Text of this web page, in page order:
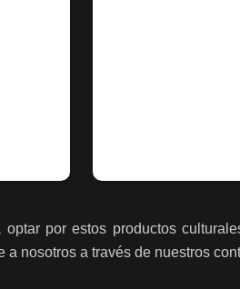
optar por estos productos
a nosotros a través de nuestros